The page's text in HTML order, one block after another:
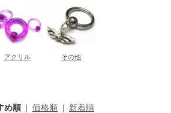
アクリル その他
め順 価格順 新着順